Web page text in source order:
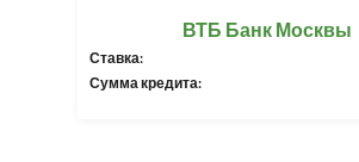
ВТБ Банк Москвы
Ставка:
Сумма кредита: